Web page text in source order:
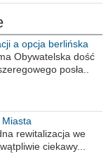
a opcja berlińska
Obywatelska dość
posła..
Miasta
rewitalizacja we
ciekawy...